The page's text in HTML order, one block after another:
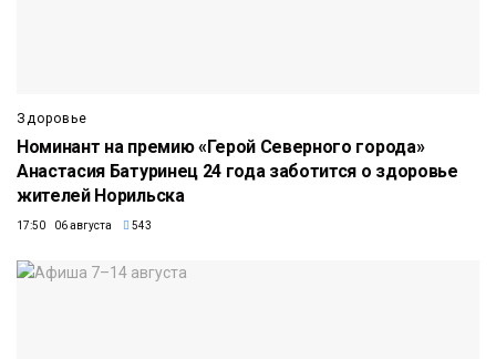
Здоровье
Номинант на премию «Герой Северного города»
Анастасия Батуринец 24 года заботится о здоровье
жителей Норильска
17:50 06 августа 543